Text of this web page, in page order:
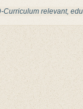
Curriculum relevant,